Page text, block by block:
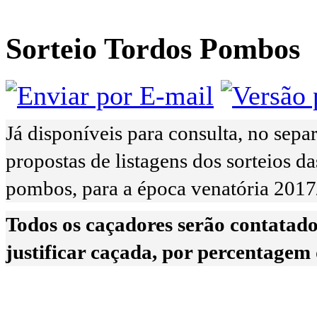
Sorteio Tordos Pombos
Já disponíveis para consulta, no
propostas de listagens dos sorteios
pombos, para a época venatória
Todos os caçadores serão
justificar caçada, por